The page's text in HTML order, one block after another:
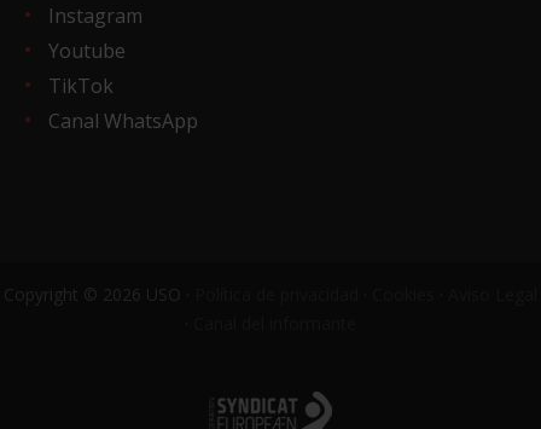
Instagram
Youtube
TikTok
Canal WhatsApp
Copyright © 2026 USO ·